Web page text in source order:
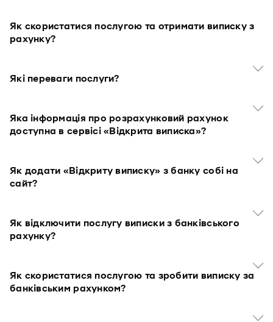
Як скористатися послугою та отримати виписку з
рахунку?
Які переваги послуги?
Яка інформація про розрахунковий рахунок
доступна в сервісі «Відкрита виписка»?
Як додати «Відкриту виписку» з банку собі на
сайт?
Як відключити послугу виписки з банківського
рахунку?
Як скористатися послугою та зробити виписку за
банківським рахунком?